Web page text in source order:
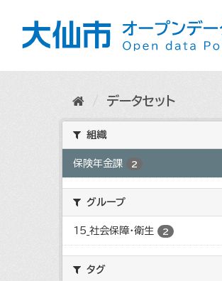
データセット
組織
保険年金課 2
グループ
15_社会保障・衛生 2
タグ